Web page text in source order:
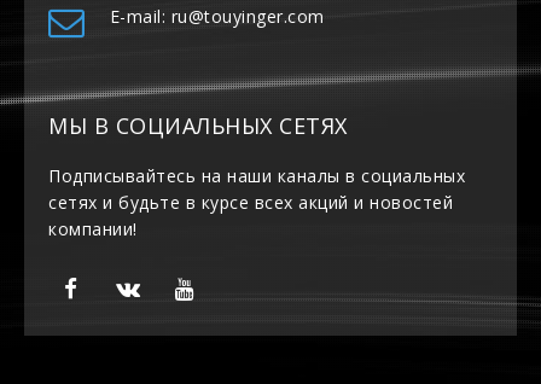
E-mail: ru@touyinger.com
МЫ В СОЦИАЛЬНЫХ СЕТЯХ
Подписывайтесь на наши каналы в социальных
сетях и будьте в курсе всех акций и новостей
компании!